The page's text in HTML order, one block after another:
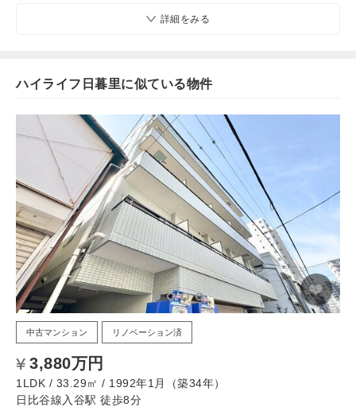
詳細をみる
ハイライフ日暮里に似ている物件
中古マンション リノベーション済
3,880万円
1LDK / 33.29㎡ / 1992年1月（築34年）
日比谷線入谷駅 徒歩8分